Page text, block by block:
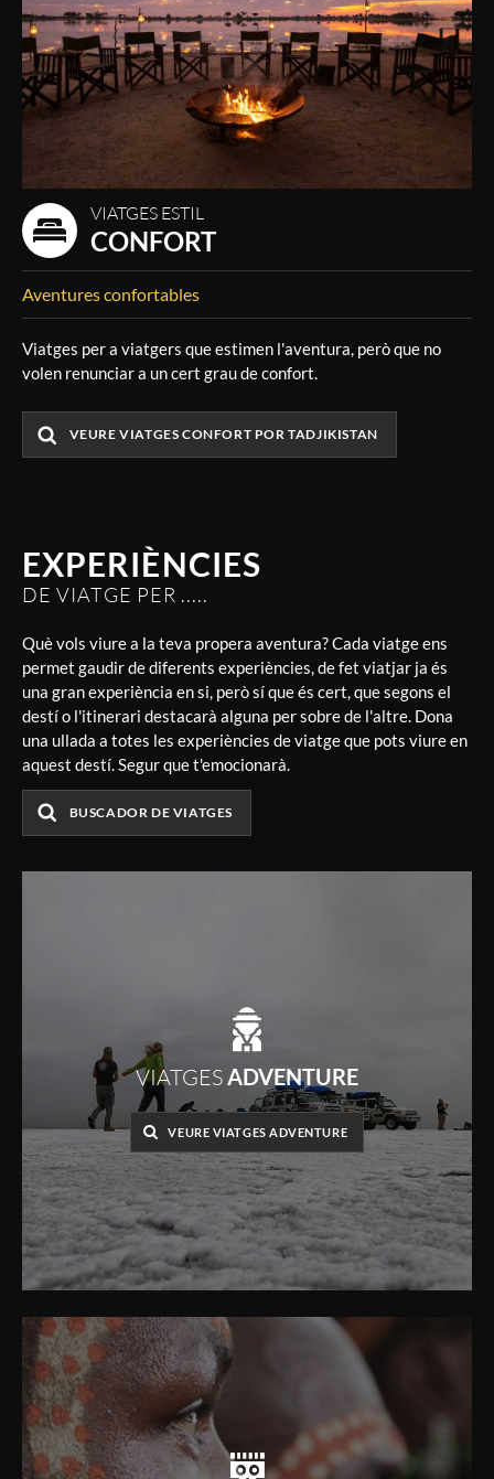
VIATGES ESTIL
CONFORT
Aventures confortables
Viatges per a viatgers que estimen l'aventura, però que no
volen renunciar a un cert grau de confort.
VEURE VIATGES CONFORT POR TADJIKISTAN
EXPERIÈNCIES
DE VIATGE PER .....
Què vols viure a la teva propera aventura? Cada viatge ens
permet gaudir de diferents experiències, de fet viatjar ja és
una gran experiència en si, però sí que és cert, que segons el
destí o l'itinerari destacarà alguna per sobre de l'altre. Dona
una ullada a totes les experiències de viatge que pots viure en
aquest destí. Segur que t'emocionarà.
BUSCADOR DE VIATGES
VIATGESADVENTURE
VEURE VIATGES ADVENTURE